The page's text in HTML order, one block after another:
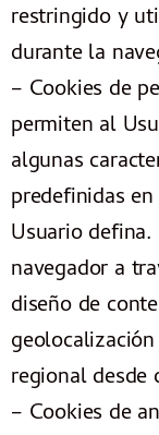
restringido y
durante la
– Cookies de
permiten al
algunas
predefinidas
Usuario
navegador a
diseño de
regional desde
– Cookies de